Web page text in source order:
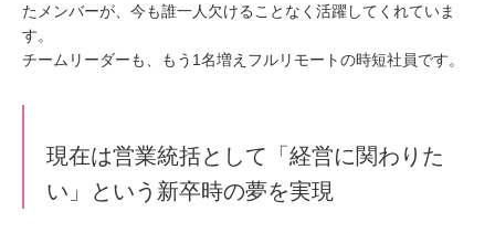
たメンバーが、今も誰一人欠けることなく活躍してくれていま
す。
チームリーダーも、もう1名増えフルリモートの時短社員です。
現在は営業統括として「経営に関わりた
い」という新卒時の夢を実現